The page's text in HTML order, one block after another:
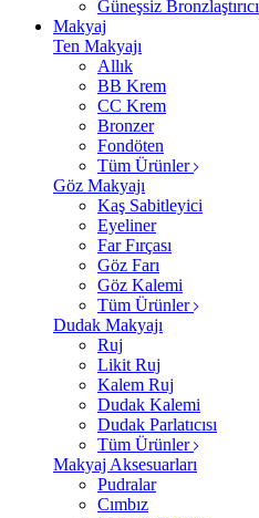
Güneşsiz Bronzlaştırıcı
Makyaj
Ten Makyajı
Allık
BB Krem
CC Krem
Bronzer
Fondöten
Tüm Ürünler
Göz Makyajı
Kaş Sabitleyici
Eyeliner
Far Fırçası
Göz Farı
Göz Kalemi
Tüm Ürünler
Dudak Makyajı
Ruj
Likit Ruj
Kalem Ruj
Dudak Kalemi
Dudak Parlatıcısı
Tüm Ürünler
Makyaj Aksesuarları
Pudralar
Cımbız